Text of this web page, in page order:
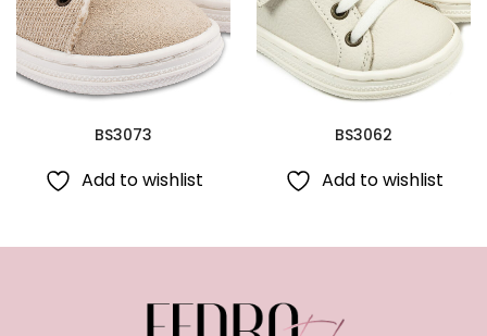
BS3073
Add to wishlist
BS3062
Add to wishlist